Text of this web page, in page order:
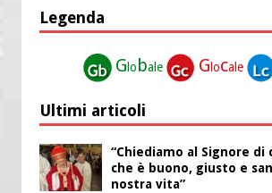
Legenda
G lobale G locale
Ultimi articoli
“Chiediamo al Signore di
che è buono, giusto e
nostra vita”